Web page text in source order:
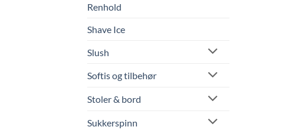
Renhold
Shave Ice
Slush
Softis og tilbehør
Stoler & bord
Sukkerspinn